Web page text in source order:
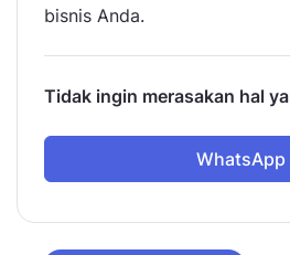
bisnis Anda.
Tidak ingin merasakan hal
WhatsApp